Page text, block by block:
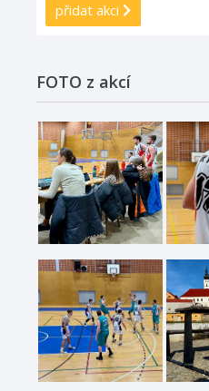
přidat akci
FOTO z akcí